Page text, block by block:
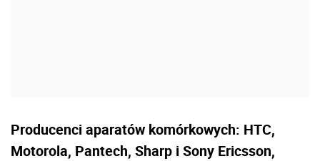
Producenci aparatów komórkowych: HTC,
Motorola, Pantech, Sharp i Sony Ericsson,